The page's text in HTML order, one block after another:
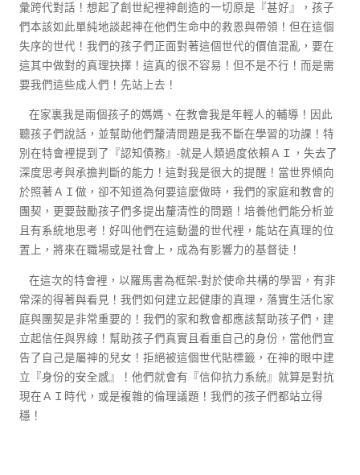
彙跨代對話！想起了創世紀裡神創造的一切原是『甚好』，孩子
們本該如此單純地談起神在他們生命中的救恩與帶領！但在這個
失序的世代！我們的孩子們正面對著這個世代的價值混亂，要在
這其中做對的真理抉擇！這真的很不容易！但不是不行！而是需
要我們這些成人們！先站上去！
在家裏我是兩個孩子的媽媽、在教會我是年輕人的輔導！因此
聽孩子們說話，並幫助他們釐清問題是我不斷在學習的功課！特
別在特會裡提到了『認知債務』-就是人類過度依賴ＡＩ，失去了
深度思考與承擔判斷的能力！這對我是很大的提醒！當世界傾向
於照著ＡＩ做，卻不知道為何要這麼做時，我們的家庭和教會的
團契，更要鼓勵孩子們多提出釐清性的問題！培養他們能分析並
且有系統地思考！好叫他們在這動盪的世代裡，能站在真理的位
置上，將來在職場或是社會上，成為有影響力的基督徒！
在這次的特會裡，以羅馬書為框架-對於使命共構的學習，有非
常深的得著與看見！我們如何建立起健康的真理，落實生活化家
庭與團契是非常重要的！我們的家和教會都應該幫助孩子們，建
立起信任與界線！幫助孩子們真實且看重自己的身份，當他們宣
告了自己是屬神的兒女！拒絕被這個世代貼標籤，在神的眼中建
立『身份的安全感』！他們就會有『信仰抗力系統』就算是對抗
現在ＡＩ時代，或是複雜的倫理議題！我們的孩子們都站立得
穩！